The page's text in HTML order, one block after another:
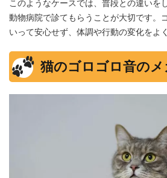
このようなケースでは、普段との違いを
動物病院で診てもらうことが大切です。
いって安心せず、体調や行動の変化をよ
猫のゴロゴロ音の